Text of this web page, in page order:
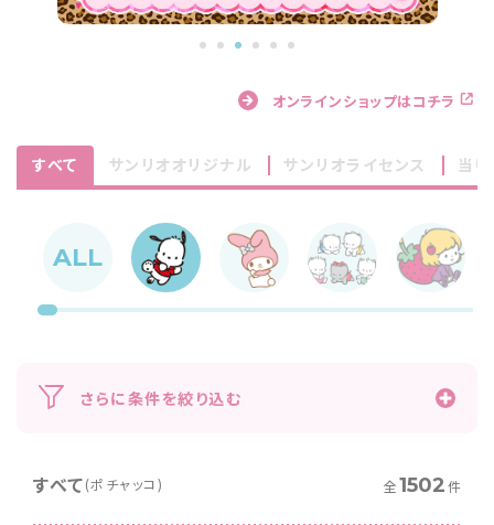
オンラインショップはコチラ
すべて サンリオオリジナル サンリオライセンス 当り
ALL
さらに条件を絞り込む
すべて(ポチャッコ) 全1502件